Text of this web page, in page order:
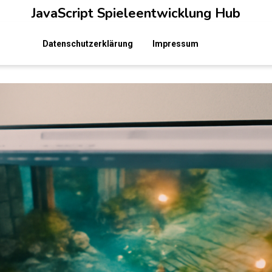
JavaScript Spieleentwicklung Hub
Datenschutzerklärung Impressum